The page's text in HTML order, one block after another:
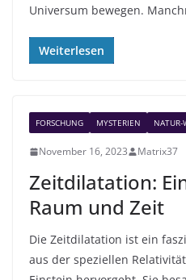
Universum bewegen.
Weiterlesen
FORSCHUNG MYSTERIEN NATUR-
November 16, 2023 Matrix37
Zeitdilatation:
Raum und Zeit
Die Zeitdilatation ist ein
aus der speziellen